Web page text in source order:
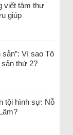
viết tâm thư
giúp
Vì sao Tô
thứ 2?
tội hình sự: Nỗ